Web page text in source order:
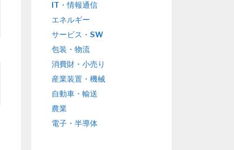
IT・情報通信
エネルギー
サービス・SW
包装・物流
消費財・小売り
産業装置・機械
自動車・輸送
農業
電子・半導体